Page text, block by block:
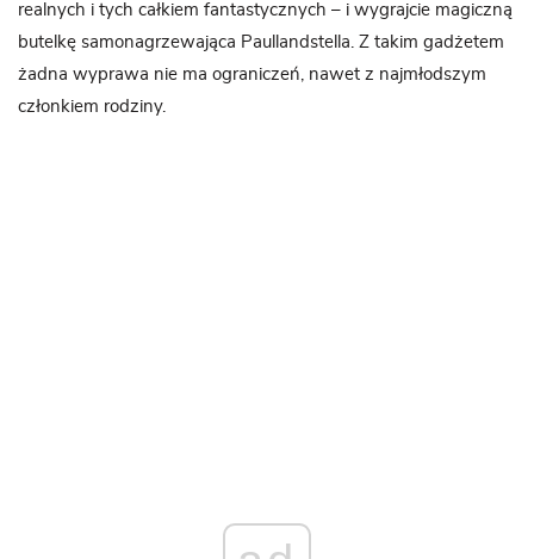
realnych i tych całkiem fantastycznych – i wygrajcie magiczną
butelkę samonagrzewająca Paullandstella. Z takim gadżetem
żadna wyprawa nie ma ograniczeń, nawet z najmłodszym
członkiem rodziny.